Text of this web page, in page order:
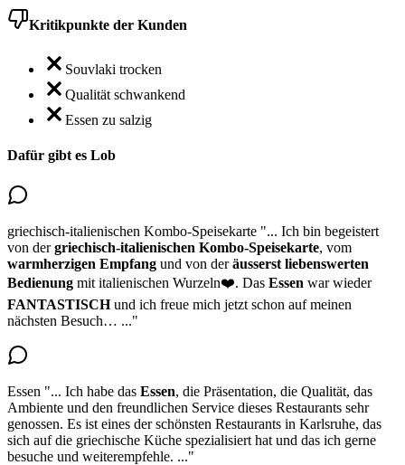
Kritikpunkte der Kunden
Souvlaki trocken
Qualität schwankend
Essen zu salzig
Dafür gibt es Lob
griechisch-italienischen Kombo-Speisekarte "... Ich bin begeistert
von dergriechisch-italienischen Kombo-Speisekarte, vom
warmherzigen Empfang und von deräusserst liebenswerten
Bedienung mit italienischen Wurzeln❤️. Das Essen war wieder
FANTASTISCHund ich freue mich jetzt schon auf meinen
nächsten Besuch… ..."
Essen "... Ich habe das Essen, die Präsentation, die Qualität, das
Ambiente und den freundlichen Service dieses Restaurants sehr
genossen. Es ist eines der schönsten Restaurants in Karlsruhe, das
sich auf die griechische Küche spezialisiert hat und das ich gerne
besuche und weiterempfehle. ..."